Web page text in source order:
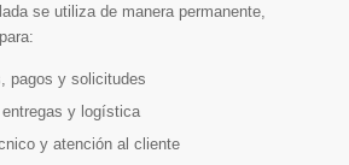
se utiliza de manera permanente,
pagos y solicitudes
y logística
y atención al cliente